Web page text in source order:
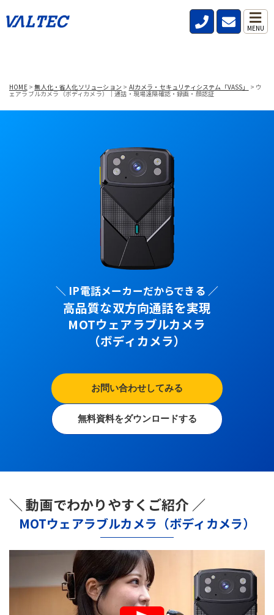
MENU
HOME>無人化・省人化ソリューション > AIカメラ・セキュリティシステム「VASS」 > ウ
ェアラブルカメラ（ボディカメラ）｜通話・現場遠隔確認・録画・顔認証
＼ IP電話メーカーだからできる ／
高品質な双方向通話を実現
MOTウェアラブルカメラ
（ボディカメラ）
お問い合わせしてみる
無料資料をダウンロードする
＼ 動画でわかりやすくご紹介 ／
MOTウェアラブルカメラ（ボディカメラ）